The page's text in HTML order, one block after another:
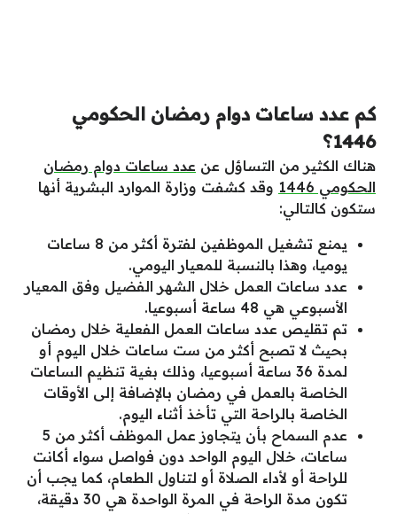
كم عدد ساعات دوام رمضان الحكومي
1446؟
هناك الكثير من التساؤل عن عدد ساعات دوام رمضان
الحكومي 1446
وقد كشفت وزارة الموارد البشرية أنها
ستكون كالتالي:
يمنع تشغيل الموظفين لفترة أكثر من 8 ساعات
يوميا، وهذا بالنسبة للمعيار اليومي.
عدد ساعات العمل خلال الشهر الفضيل وفق المعيار
الأسبوعي هي 48 ساعة أسبوعيا.
تم تقليص عدد ساعات العمل الفعلية خلال رمضان
بحيث لا تصبح أكثر من ست ساعات خلال اليوم أو
لمدة 36 ساعة أسبوعيا، وذلك بغية تنظيم الساعات
الخاصة بالعمل في رمضان بالإضافة إلى الأوقات
الخاصة بالراحة التي تأخذ أثناء اليوم.
عدم السماح بأن يتجاوز عمل الموظف أكثر من 5
ساعات، خلال اليوم الواحد دون فواصل سواء أكانت
للراحة أو لأداء الصلاة أو لتناول الطعام، كما يجب أن
تكون مدة الراحة في المرة الواحدة هي 30 دقيقة،